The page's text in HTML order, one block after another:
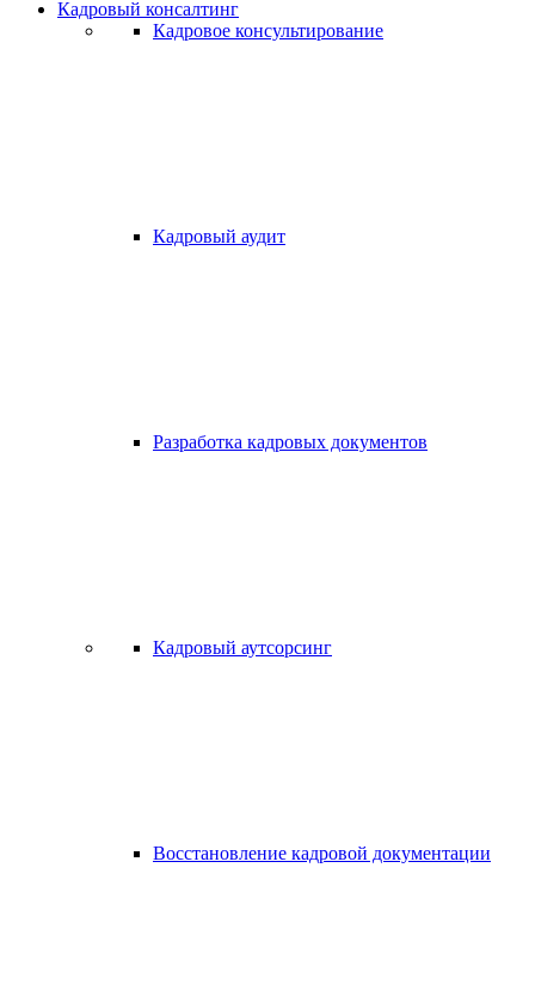
Кадровый консалтинг
Кадровое консультирование
Кадровый аудит
Разработка кадровых документов
Кадровый аутсорсинг
Восстановление кадровой документации